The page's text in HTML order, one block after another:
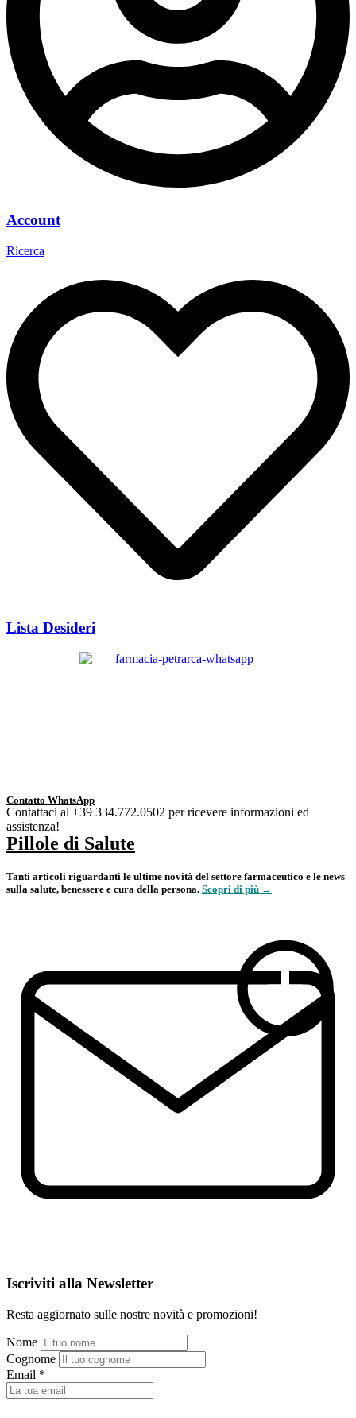
Account
Ricerca
Lista Desideri
Contatto WhatsApp
Contattaci al +39 334.772.0502 per ricevere informazioni ed
assistenza!
Pillole di Salute
Tanti articoli riguardanti le ultime novità del settore farmaceutico e le news
sulla salute, benessere e cura della persona. Scopri di più →
Iscriviti alla Newsletter
Resta aggiornato sulle nostre novità e promozioni!
Nome
Cognome
Email *